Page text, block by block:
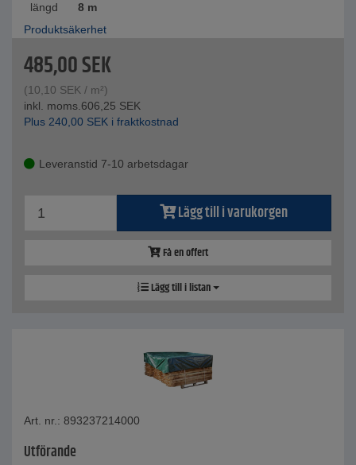
längd
8 m
Produktsäkerhet
485,00SEK
(10,10 SEK / m²)
inkl. moms.606,25 SEK
Plus 240,00 SEK i fraktkostnad
Leveranstid 7-10 arbetsdagar
Lägg till i varukorgen
Få en offert
Lägg till i listan
Art. nr.: 893237214000
Utförande